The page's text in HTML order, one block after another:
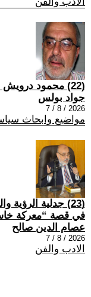
(22) محمود درويش ،ما زلت واقفًا على الريح بيننا
جواد بولس
2026 / 8 / 7
مواضيع وابحاث
(23) جدلية
في قصة “معركة
عصام الدين صالح
2026 / 8 / 7
الادب والفن